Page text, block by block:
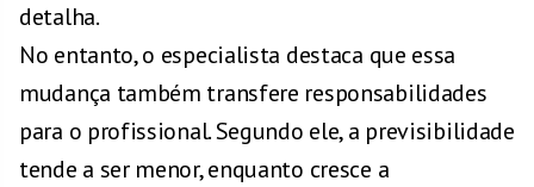
detalha.
No entanto, o especialista destaca que essa
mudança também transfere responsabilidades
para o profissional. Segundo ele, a previsibilidade
tende a ser menor, enquanto cresce a